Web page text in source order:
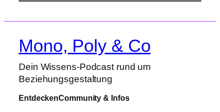
Mono, Poly & Co
Dein Wissens-Podcast rund um
Beziehungsgestaltung
EntdeckenCommunity & Infos